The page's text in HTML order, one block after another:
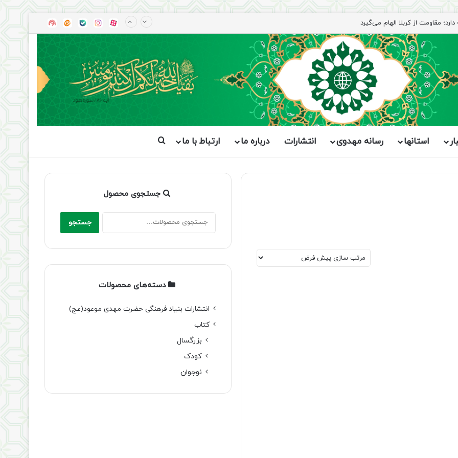
مقاومت از کربلا الهام می‌گیرد آپاراتاینستاگرام
بله ایتا
استانها رسانه مهدوی انتشارات درباره ما ارتباط با ما جستجو برای
جستجوی محصول
جستجو
برای:
جستجو
دسته‌های محصولات
انتشارات بنیاد فرهنگی حضرت مهدی موعود(عج)
کتاب
بزرگسال
کودک
نوجوان